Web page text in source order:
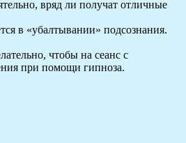
вряд ли получат отличные
в «убалтывании» подсознания.
чтобы на сеанс с
при помощи гипноза.